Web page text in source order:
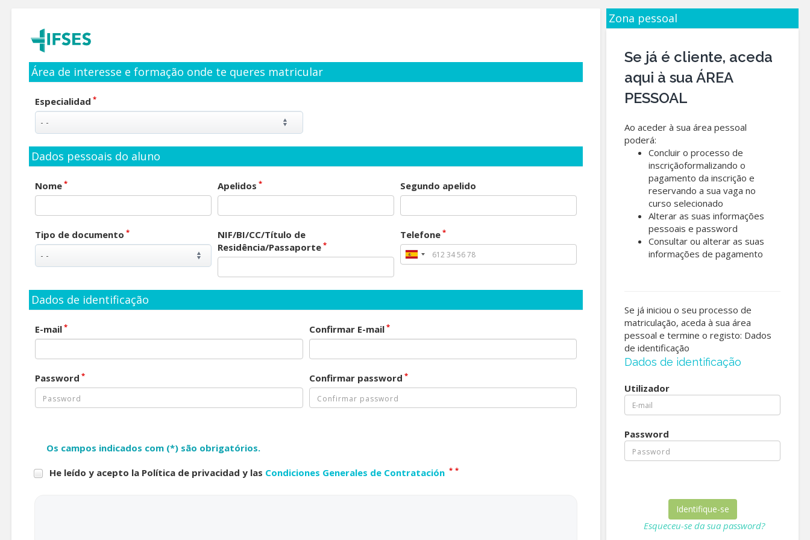
Área de interesse e formação onde te queres matricular
Especialidad *
Dados pessoais do aluno
Nome * Apelidos * Segundo apelido
Tipo de documento *
NIF/BI/CC/Título de
Residência/Passaporte *
Telefone *
Dados de identificação
E-mail * Confirmar E-mail*
Password * Confirmar password *
Os campos indicados com (*) são obrigatórios.
He leído y acepto la Política de privacidad y las Condiciones Generales de Contratación * *
Zona pessoal
Se já é cliente, aceda
aqui à sua ÁREA
PESSOAL
Ao aceder à sua área pessoal
poderá:
Concluir o processo de
inscriçãoformalizando o
pagamento da inscrição e
reservando a sua vaga no
curso selecionado
Alterar as suas informações
pessoais e password
Consultar ou alterar as suas
informações de pagamento
Se já iniciou o seu processo de
matriculação, aceda à sua área
pessoal e termine o registo: Dados
de identificação
Dados de identificação
Utilizador
Password
Esqueceu-se da sua password?